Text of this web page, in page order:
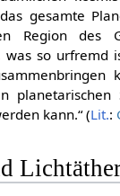
gesamte
Region des
was so urfremd
planetarischen
kann.“ (Lit.: